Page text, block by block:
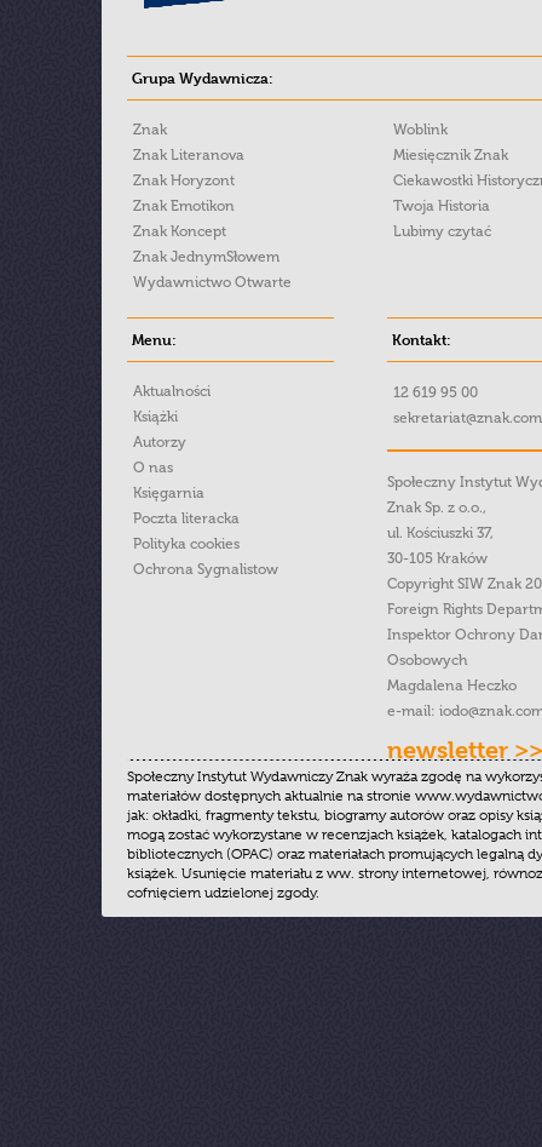
Grupa Wydawnicza:
Znak
Znak Literanova
Znak Horyzont
Znak Emotikon
Znak Koncept
Znak JednymSłowem
Wydawnictwo Otwarte
Woblink
Miesięcznik Znak
Ciekawostki
Twoja Historia
Lubimy czytać
Menu:
Aktualności
Książki
Autorzy
O nas
Księgarnia
Poczta literacka
Polityka cookies
Ochrona Sygnalistow
Kontakt:
12 619 95 00
Społeczny Instytut
Znak Sp. z o.o.,
ul. Kościuszki 37,
30-105 Kraków
Copyright SIW Znak
Foreign Rights
Inspektor Ochrony
Osobowych
Magdalena Heczko
e-mail:
newsletter >>
Społeczny Instytut Wydawniczy Znak wyraża zgodę na
materiałów dostępnych aktualnie na stronie
jak: okładki, fragmenty tekstu, biogramy autorów oraz opisy
mogą zostać wykorzystane w recenzjach książek, katalogach
bibliotecznych (OPAC) oraz materiałach promujących legalną
książek. Usunięcie materiału z ww. strony internetowej,
cofnięciem udzielonej zgody.